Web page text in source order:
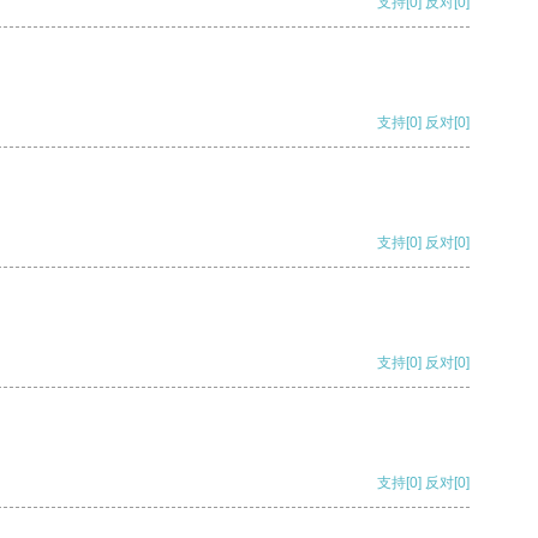
支持[0] 反对[0]
支持[0] 反对[0]
支持[0] 反对[0]
支持[0] 反对[0]